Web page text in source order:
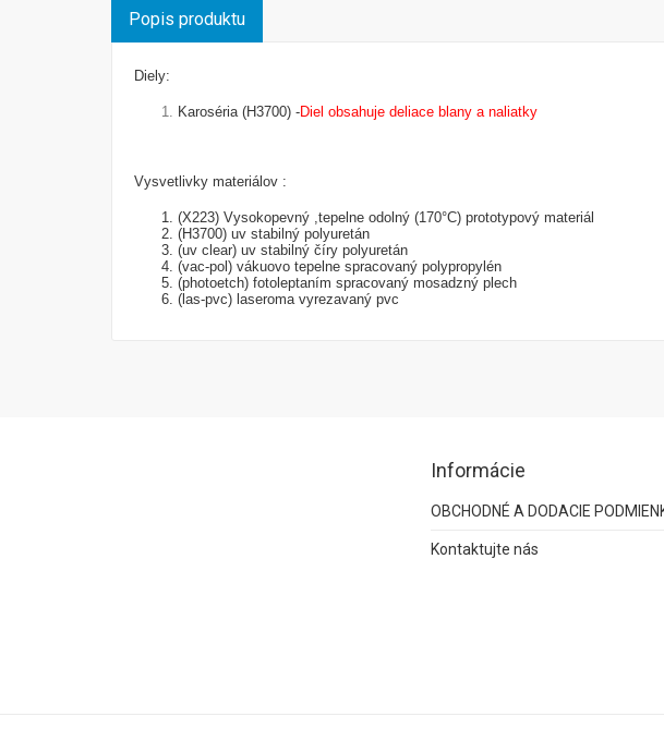
Popis produktu
Diely:
Karoséria (H3700) -Diel obsahuje deliace blany a naliatky
Vysvetlivky materiálov :
(X223) Vysokopevný ,tepelne odolný (170°C) prototypový materiál
(H3700) uv stabilný polyuretán
(uv clear) uv stabilný číry polyuretán
(vac-pol) vákuovo tepelne spracovaný polypropylén
(photoetch) fotoleptaním spracovaný mosadzný plech
(las-pvc) laseroma vyrezavaný pvc
Informácie
OBCHODNÉ A DODACIE
Kontaktujte nás